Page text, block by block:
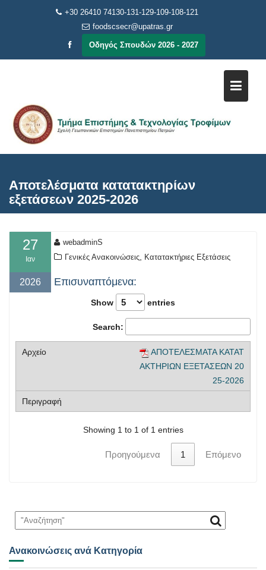
+30 26410 74130-131-129-109-108-121
foodscsecr@upatras.gr
Οδηγός Σπουδών 2026 - 2027
Αποτελέσματα κατατακτηρίων
εξετάσεων 2025-2026
27
Ιαν
2026
webadminS
Γενικές Ανακοινώσεις, Κατατακτήριες Εξετάσεις
Επισυναπτόμενα:
Show entries
Search:
ΑΠΟΤΕΛΕΣΜΑΤΑ ΚΑΤΑΤ
ΑΚΤΗΡΙΩΝ ΕΞΕΤΑΣΕΩΝ 20
25-2026
Showing 1 to 1 of 1 entries
Προηγούμενα 1 Επόμενο
Ανακοινώσεις ανά Κατηγορία